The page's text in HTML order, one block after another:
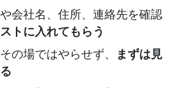
会社名、住所、連絡先を確認
トに入れてもらう
の場ではやらせず、
まずは見